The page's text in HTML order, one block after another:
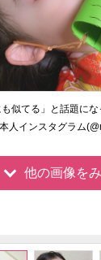
も似てる」と話題に
人インスタグラム
他の画像を